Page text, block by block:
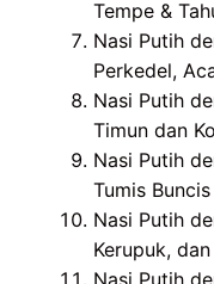
Tempe &
Nasi Putih
Perkedel,
Nasi Putih
Timun dan
Nasi Putih
Tumis
Nasi Putih
Kerupuk,
Nasi Putih